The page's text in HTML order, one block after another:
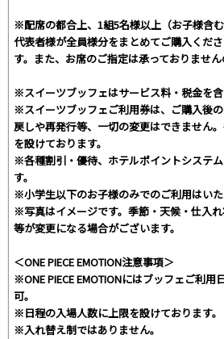
※配席の都合上、1組5名様以上（お子様含
代表者様が全員様分をまとめてご購入くだ
す。また、お席のご指定は承っておりません
※スイーツブッフェはサービス料・税金を含
※スイーツブッフェご利用券は、ご購入後
戻しや再発行等、一切の変更はできません
を設けております。
※各種割引・優待、ホテルポイントシステ
す。
※小学生以下のお子様のみでのご利用はいた
※写真はイメージです。季節・天候・仕入
等が変更になる場合がございます。
＜ONE PIECE EMOTION注意事項＞
※ONE PIECE EMOTIONにはブッフェご利
可。
※日程の入場人数に上限を設けております。
※入れ替え制ではありません。